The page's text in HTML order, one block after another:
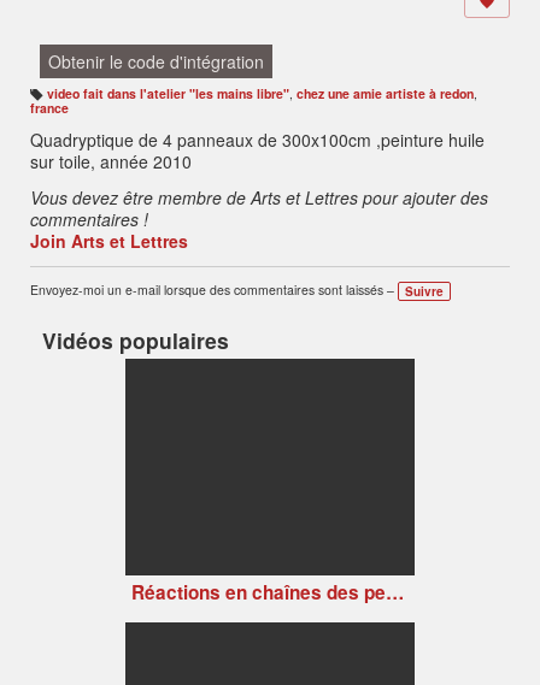
s:
Obtenir le code d'intégration
B
ali
s
e
s
:
video fait dans l'atelier "les mains libre", chez une amie artiste à redon,
france
Quadryptique de 4 panneaux de 300x100cm ,peinture huile
sur toile, année 2010
Vous devez être membre de Arts et Lettres pour ajouter des
commentaires !
Join Arts et Lettres
Envoyez-moi un e-mail lorsque des commentaires sont laissés – Suivre
Vidéos populaires
Réactions en chaînes des petits artistes déchaînés (version 2)